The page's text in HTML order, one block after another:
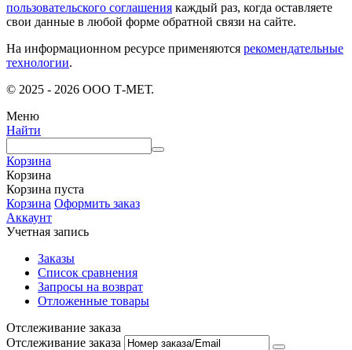
пользовательского соглашения каждый раз, когда оставляете
свои данные в любой форме обратной связи на сайте.
На информационном ресурсе применяются рекомендательные
технологии.
© 2025 - 2026 ООО Т-МЕТ.
Меню
Найти
Корзина
Корзина
Корзина пуста
Корзина Оформить заказ
Аккаунт
Учетная запись
Заказы
Список сравнения
Запросы на возврат
Отложенные товары
Отслеживание заказа
Отслеживание заказа